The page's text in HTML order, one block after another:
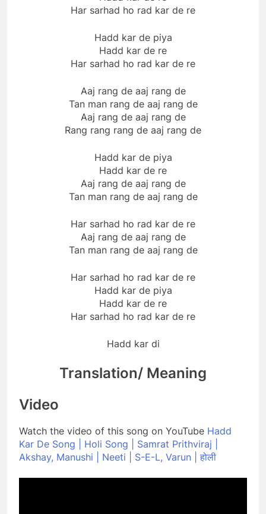
Har sarhad ho rad kar de re
Hadd kar de piya
Hadd kar de re
Har sarhad ho rad kar de re
Aaj rang de aaj rang de
Tan man rang de aaj rang de
Aaj rang de aaj rang de
Rang rang rang de aaj rang de
Hadd kar de piya
Hadd kar de re
Aaj rang de aaj rang de
Tan man rang de aaj rang de
Har sarhad ho rad kar de re
Aaj rang de aaj rang de
Tan man rang de aaj rang de
Har sarhad ho rad kar de re
Hadd kar de piya
Hadd kar de re
Har sarhad ho rad kar de re
Hadd kar di
Translation/ Meaning
Video
Watch the video of this song on YouTube Hadd
Kar De Song | Holi Song | Samrat Prithviraj |
Akshay, Manushi | Neeti | S-E-L, Varun | होली